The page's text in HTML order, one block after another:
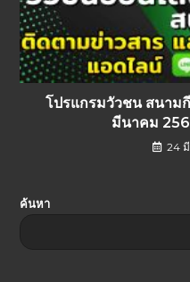
โปรแกรมวัวชน สนาม
มีนาคม
24
ค้นหา